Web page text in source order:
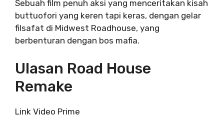
Sebuah film penuh aksi yang menceritakan kisah
buttuofori yang keren tapi keras, dengan gelar
filsafat di Midwest Roadhouse, yang
berbenturan dengan bos mafia.
Ulasan Road House
Remake
Link Video Prime